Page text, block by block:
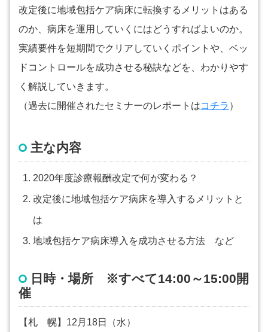
改定後に地域包括ケア病床に転換するメリットはある
のか、病床を運用していくにはどうすればよいのか。
実績要件を短期間でクリアしていくポイントや、ベッ
ドコントロールを成功させる秘訣などを、わかりやす
く解説していきます。
（過去に開催されたセミナーのレポートはコチラ ）
主な内容
2020年度診療報酬改定で何が変わる？
改定後に地域包括ケア病床を導入するメリットと
は
地域包括ケア病床導入を成功させる方法 など
日時・場所 ※すべて14:00～15:00開
催
【札 幌】12月18日（水）